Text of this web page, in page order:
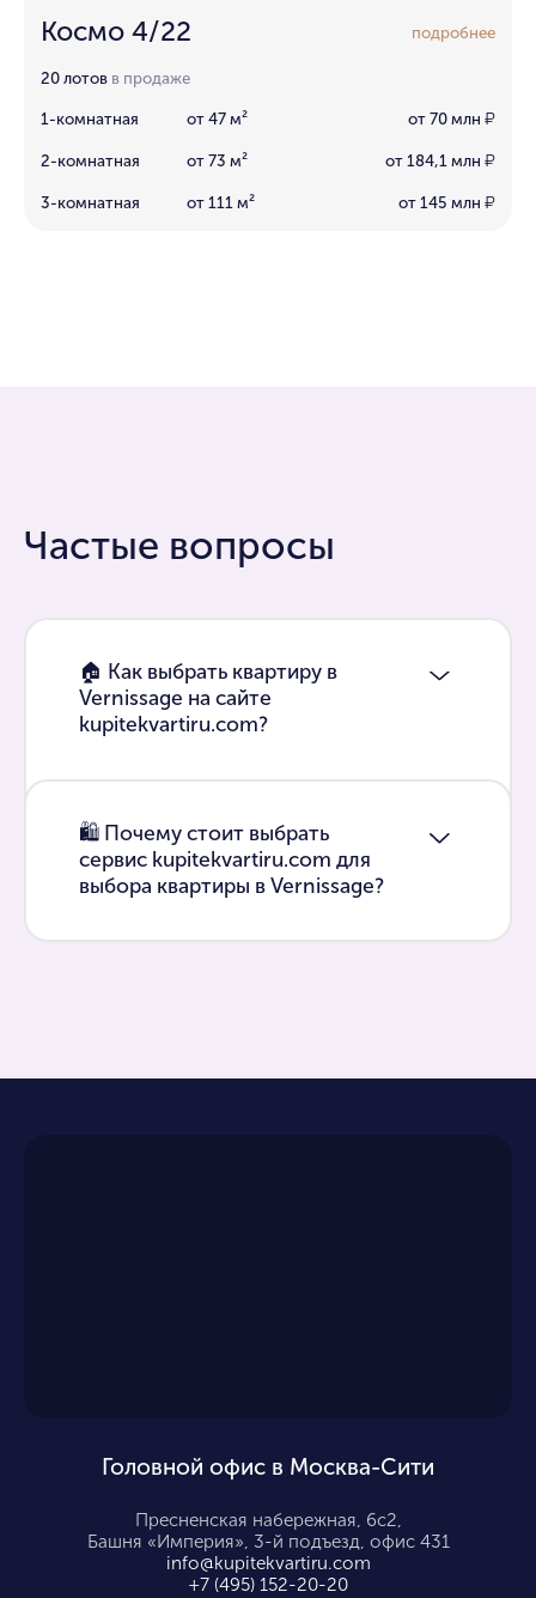
Космо 4/22 подробнее
20 лотов в продаже
1-комнатная от 47 м² от 70 млн ₽
2-комнатная от 73 м² от 184,1 млн ₽
3-комнатная от 111 м² от 145 млн ₽
Частые вопросы
🏠 Как выбрать квартиру в
Vernissage на сайте
kupitekvartiru.com?
🛍 Почему стоит выбрать
сервис kupitekvartiru.com для
выбора квартиры в Vernissage?
Головной офис в Москва-Сити
Пресненская набережная, 6с2,
Башня «Империя», 3-й подъезд, офис 431
info@kupitekvartiru.com
+7 (495) 152-20-20